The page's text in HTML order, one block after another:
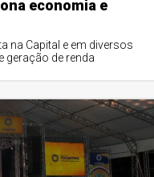
economia e
na Capital e em diversos
geração de renda